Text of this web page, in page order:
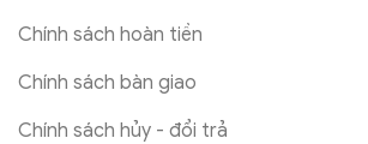
Chính sách hoàn tiền
Chính sách bàn giao
Chính sách hủy - đổi trả